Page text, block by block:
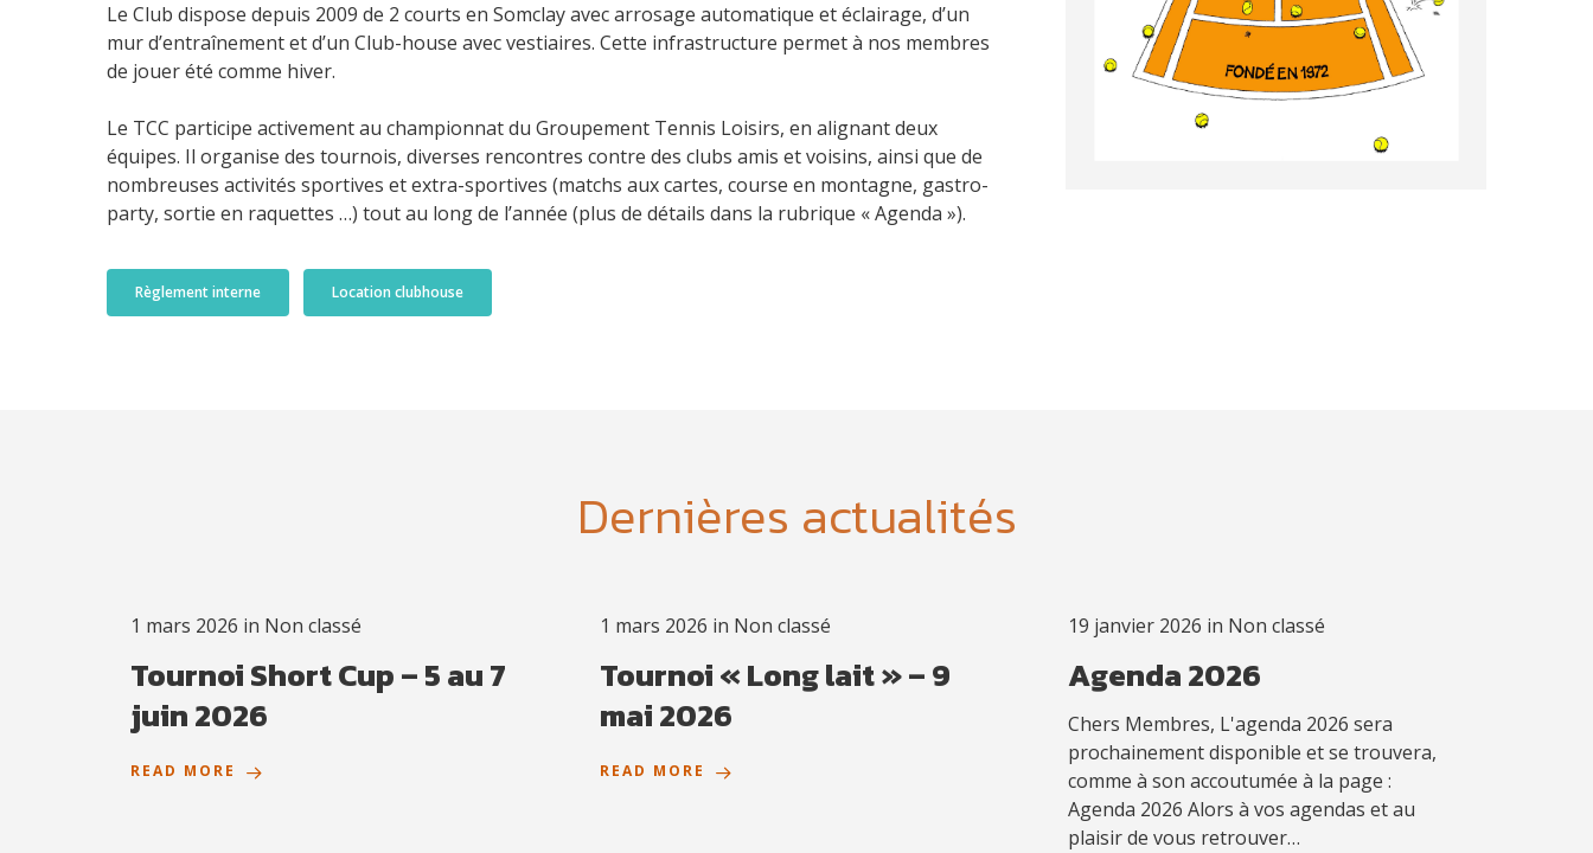
Le Club dispose depuis 2009 de 2 courts en Somclay avec arrosage automatique et éclairage, d’un
mur d’entraînement et d’un Club-house avec vestiaires. Cette infrastructure permet à nos membres
de jouer été comme hiver.
Le TCC participe activement au championnat du Groupement Tennis Loisirs, en alignant deux
équipes. Il organise des tournois, diverses rencontres contre des clubs amis et voisins, ainsi que de
nombreuses activités sportives et extra-sportives (matchs aux cartes, course en montagne, gastro-
party, sortie en raquettes …) tout au long de l’année (plus de détails dans la rubrique « Agenda »).
Règlement interne Location clubhouse
Dernières actualités
1 mars 2026 in Non classé
Tournoi Short Cup – 5 au 7
juin 2026
READ MORE
1 mars 2026 in Non classé
Tournoi « Long lait » – 9
mai 2026
READ MORE
19 janvier 2026 in Non classé
Agenda 2026
Chers Membres, L'agenda 2026 sera
prochainement disponible et se trouvera,
comme à son accoutumée à la page :
Agenda 2026 Alors à vos agendas et au
plaisir de vous retrouver…